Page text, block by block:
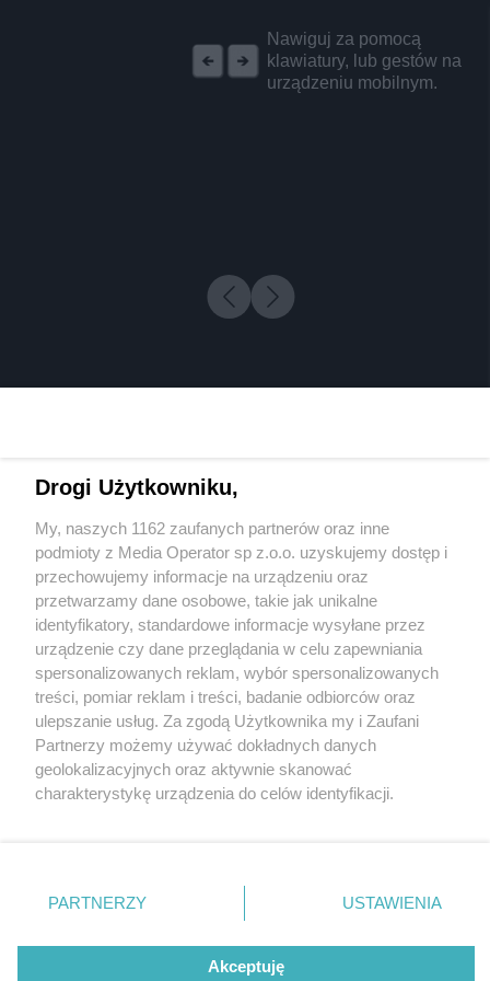
Nawiguj za pomocą
klawiatury, lub gestów na
urządzeniu mobilnym.
4 / 0
Wydawca mediów lokalnych
Nie zapomnij
zapoznać się z:
polityką prywatności
Twojemiasto
Piekary Śląskie
Chorzów
Tarnowskie Góry
Gliwice
Skontakuj sięz nami
Kontakt
Redakcja
Newsletter
Drogi Użytkowniku,
My, naszych 1162 zaufanych partnerów oraz inne
podmioty z Media Operator sp z.o.o. uzyskujemy dostęp i
przechowujemy informacje na urządzeniu oraz
przetwarzamy dane osobowe, takie jak unikalne
identyfikatory, standardowe informacje wysyłane przez
urządzenie czy dane przeglądania w celu zapewniania
spersonalizowanych reklam, wybór spersonalizowanych
treści, pomiar reklam i treści, badanie odbiorców oraz
ulepszanie usług. Za zgodą Użytkownika my i Zaufani
Partnerzy możemy używać dokładnych danych
geolokalizacyjnych oraz aktywnie skanować
charakterystykę urządzenia do celów identyfikacji.
zmienić/wycofać klikając przycisk ustawień prywatności
znajdujący się w lewym dolnym rogu strony
rodzaje przetwarzania danych nie wymagają zgody
użytkownika, ale masz prawo sprzeciwić się takiemu
PARTNERZY USTAWIENIA
Akceptuję